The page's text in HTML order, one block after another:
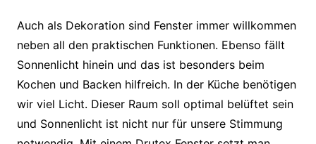
Auch als Dekoration sind Fenster immer willkommen
neben all den praktischen Funktionen. Ebenso fällt
Sonnenlicht hinein und das ist besonders beim
Kochen und Backen hilfreich. In der Küche benötigen
wir viel Licht. Dieser Raum soll optimal belüftet sein
und Sonnenlicht ist nicht nur für unsere Stimmung